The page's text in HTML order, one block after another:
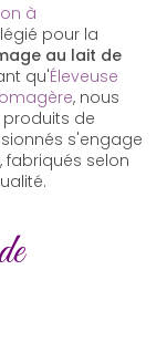
à
pour la
au lait de
qu'Éleveuse
, nous
de
s'engage
fabriqués selon